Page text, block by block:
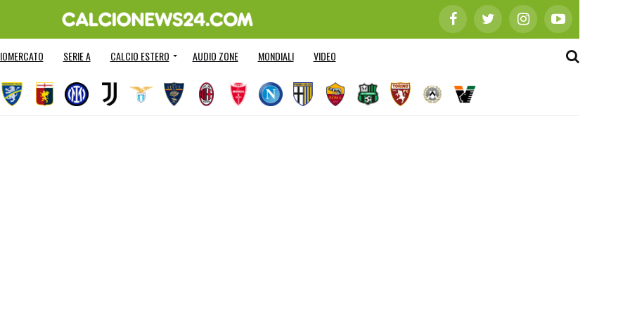
SERIE A CALCIO ESTERO AUDIO ZONE MONDIALI VIDEO